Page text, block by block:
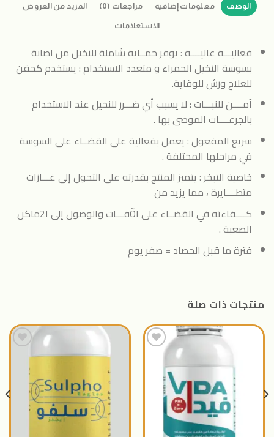
الوصف معلومات إضافية مراجعات (0) المزيد من العروض
الاستعلامات
فعاليـــة عاليــــة : يوفر حمــاية شاملة للنخيل من اصابة
بسوسة النخيل الحمراء و متعدد الاستخدام : يستخدم كحقن
للعلاج ورش للوقاية.
آمــــن للنبـــات : لا يسبب أي ضـــرر للنخيل عند الاستخدام
بالجرعــــات الموصى بها .
سريع المفعول : يعمل بفعالية على القضــاء على السوسة
في مراحلها المختلفة .
خاصية التبخر : يتميز المنتج بقدرته على التحول إلى غـــازات
متطــــايرة ، مما يزيد من
كــــفاءته في القضــاء على اÕفـــات والوصول إلى ا2ماكن
الصعبة .
فترة ما قبل الحصاد = صفر يوم
منتجات ذات صلة
المنتجات
المفضلة